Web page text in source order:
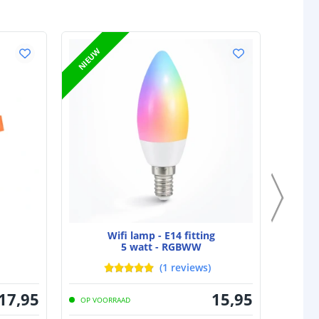
,95
NIEUW
Wifi lamp - E14 fitting
5 watt - RGBWW
(1 reviews)
OP VOORRAAD 15,95